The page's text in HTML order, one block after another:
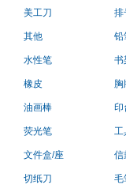
美工刀 排
其他 铅
水性笔 书
橡皮
油画棒 印
荧光笔 工
文件盒/座 信
切纸刀 毛